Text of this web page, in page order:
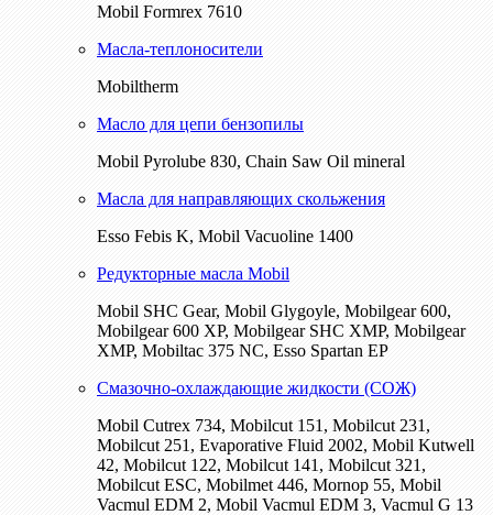
Mobil Formrex 7610
Масла-теплоносители
Mobiltherm
Масло для цепи бензопилы
Mobil Pyrolube 830, Chain Saw Oil mineral
Масла для направляющих скольжения
Esso Febis K, Mobil Vacuoline 1400
Редукторные масла Mobil
Mobil SHC Gear, Mobil Glygoyle, Mobilgear 600,
Mobilgear 600 XP, Mobilgear SHC XMP, Mobilgear
XМP, Mobiltac 375 NC, Esso Spartan EP
Смазочно-охлаждающие жидкости (СОЖ)
Mobil Cutrex 734, Mobilcut 151, Mobilcut 231,
Mobilcut 251, Evaporative Fluid 2002, Mobil Kutwell
42, Mobilcut 122, Mobilcut 141, Mobilcut 321,
Mobilcut ESC, Mobilmet 446, Mornop 55, Mobil
Vacmul EDM 2, Mobil Vacmul EDM 3, Vacmul G 13